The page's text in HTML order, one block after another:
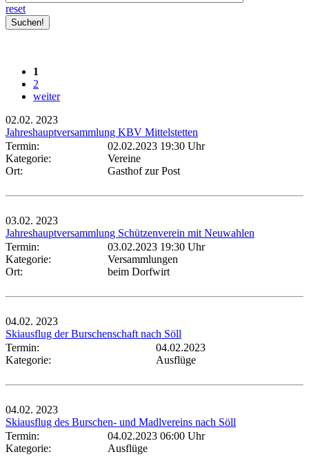
reset
1
2
weiter
02.02. 2023
Jahreshauptversammlung KBV Mittelstetten
Termin:
02.02.2023 19:30 Uhr
Kategorie:
Vereine
Ort:
Gasthof zur Post
03.02. 2023
Jahreshauptversammlung Schützenverein mit Neuwahlen
Termin:
03.02.2023 19:30 Uhr
Kategorie:
Versammlungen
Ort:
beim Dorfwirt
04.02. 2023
Skiausflug der Burschenschaft nach Söll
Termin:
04.02.2023
Kategorie:
Ausflüge
04.02. 2023
Skiausflug des Burschen- und Madlvereins nach Söll
Termin:
04.02.2023 06:00 Uhr
Kategorie:
Ausflüge